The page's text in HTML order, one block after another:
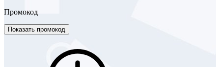
Промокод
Показать промокод